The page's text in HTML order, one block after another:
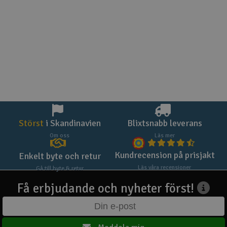
Störst i Skandinavien
Om oss
Blixtsnabb leverans
Läs mer
Enkelt byte och retur
Gå till byte & retur
Kundrecension på prisjakt
Läs våra recensioner
Få erbjudande och nyheter först!